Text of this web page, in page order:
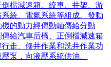
檔減速箱、絞車、井架、游
統、電氣系統等組成。發動
的動力經傳動軸傳給分動
給汽車后橋、正倒檔減速箱
走、修井作業和洗井作業功
泵，向液壓系統供油。